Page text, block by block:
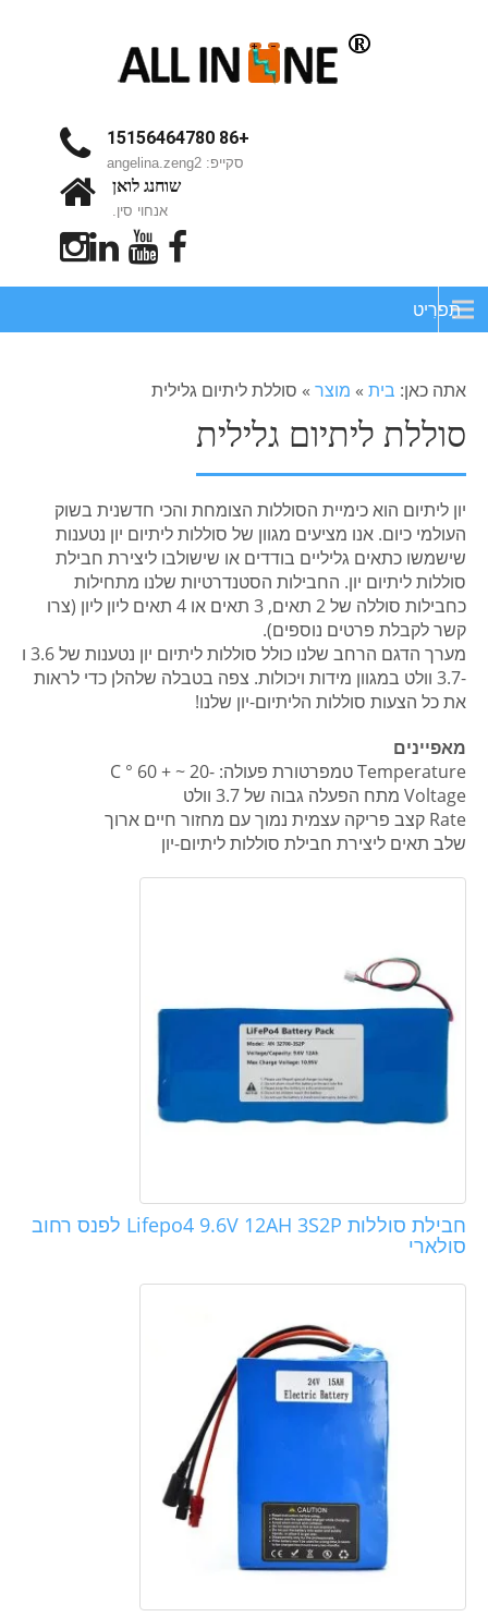
+86 15156464780
סקייפ: angelina.zeng2
שוחנג לואן
אנחוי סין.
תַפרִיט
אתה כאן: בית » מוצר » סוללת ליתיום גלילית
סוללת ליתיום גלילית
יון ליתיום הוא כימיית הסוללות הצומחת והכי חדשנית בשוק
העולמי כיום. אנו מציעים מגוון של סוללות ליתיום יון נטענות
שישמשו כתאים גליליים בודדים או שישולבו ליצירת חבילת
סוללות ליתיום יון. החבילות הסטנדרטיות שלנו מתחילות
כחבילות סוללה של 2 תאים, 3 תאים או 4 תאים ליון ליון (צרו
קשר לקבלת פרטים נוספים).
מערך הדגם הרחב שלנו כולל סוללות ליתיום יון נטענות של 3.6 ו
-3.7 וולט במגוון מידות ויכולות. צפה בטבלה שלהלן כדי לראות
את כל הצעות סוללות הליתיום-יון שלנו!
מאפיינים
Temperature טמפרטורת פעולה: -20 ~ + 60 ° C
Voltage מתח הפעלה גבוה של 3.7 וולט
Rate קצב פריקה עצמית נמוך עם מחזור חיים ארוך
שלב תאים ליצירת חבילת סוללות ליתיום-יון
חבילת סוללות Lifepo4 9.6V 12AH 3S2P לפנס רחוב
סולארי